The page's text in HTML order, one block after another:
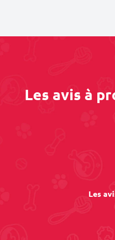
Les avis à
Les